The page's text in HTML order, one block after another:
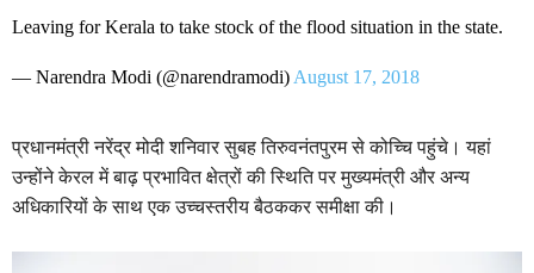
Leaving for Kerala to take stock of the flood situation in the state.
— Narendra Modi (@narendramodi) August 17, 2018
प्रधानमंत्री नरेंद्र मोदी शनिवार सुबह तिरुवनंतपुरम से कोच्चि पहुंचे। यहां
उन्होंने केरल में बाढ़ प्रभावित क्षेत्रों की स्थिति पर मुख्यमंत्री और अन्य
अधिकारियों के साथ एक उच्चस्तरीय बैठककर समीक्षा की।